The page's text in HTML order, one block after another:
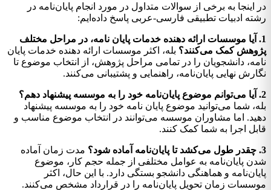
اینجا به برخی از سوالات متداول در مورد انجام پایان‌نامه در
ادبیات تطبیقی فارسی-عربی پاسخ داده‌ایم:
آیا موسسات ارائه دهنده خدمات پایان نامه، در مراحل مختلف
کمک می‌کنند؟بله، اکثر موسسات ارائه دهنده خدمات پایان
دانشجویان را در تمامی مراحل پژوهش، از انتخاب موضوع تا
نهایی پایان‌نامه، راهنمایی و پشتیبانی می‌کنند.
شما می‌توانید موضوع پایان نامه خود را به موسسه پیشنهاد
اما مشاوران موسسه می‌توانند در انتخاب موضوع مناسب و
اجرا به شما کمک کنند.
مدت زمان آماده
پایان‌نامه به عوامل مختلفی از جمله حجم کار، موضوع
و هماهنگی دانشجو بستگی دارد. با این حال، اکثر
زمان تحویل پایان‌نامه را در قرارداد مشخص می‌کنند.